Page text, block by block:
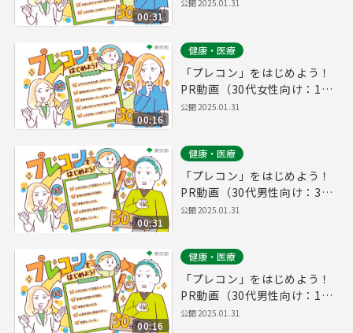
00:31
公開2025.01.31
00:16
健康・医療
「プレコン」をはじめよう！
PR動画（30代女性向け：15
秒版）
公開2025.01.31
00:31
健康・医療
「プレコン」をはじめよう！
PR動画（30代男性向け：30
秒版）
公開2025.01.31
00:16
健康・医療
「プレコン」をはじめよう！
PR動画（30代男性向け：15
秒版）
公開2025.01.31